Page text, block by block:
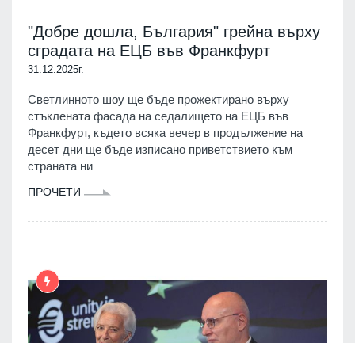
"Добре дошла, България" грейна върху
сградата на ЕЦБ във Франкфурт
31.12.2025г.
Светлинното шоу ще бъде прожектирано върху
стъклената фасада на седалището на ЕЦБ във
Франкфурт, където всяка вечер в продължение на
десет дни ще бъде изписано приветствието към
страната ни
ПРОЧЕТИ